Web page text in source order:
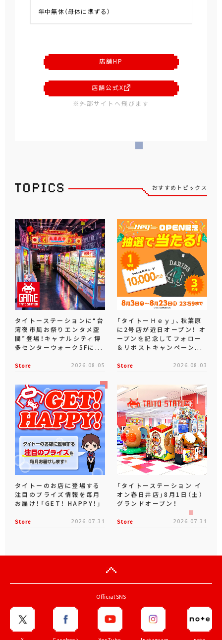
年中無休（母体に準ずる）
店舗HP
店舗公式X
※外部サイトへ飛びます
おすすめトピックス
タイトーステーションに“台
湾夜市風お祭りエンタメ空
間”登場！キャナルシティ博
多センターウォーク5Fに...
Store 2026.08.05
「タイトーＨｅｙ」、秋葉原
に2号店が近日オープン！ オ
ープンを記念してフォロー
＆リポストキャンペーン...
Store 2026.08.03
タイトーのお店に登場する
注目のプライズ情報を毎月
お届け！「GET！ HAPPY！」
Store 2026.07.31
「タイトーステーション イ
オン春日井店」8月1日（土）
グランドオープン！
Store 2026.07.31
Official SNS